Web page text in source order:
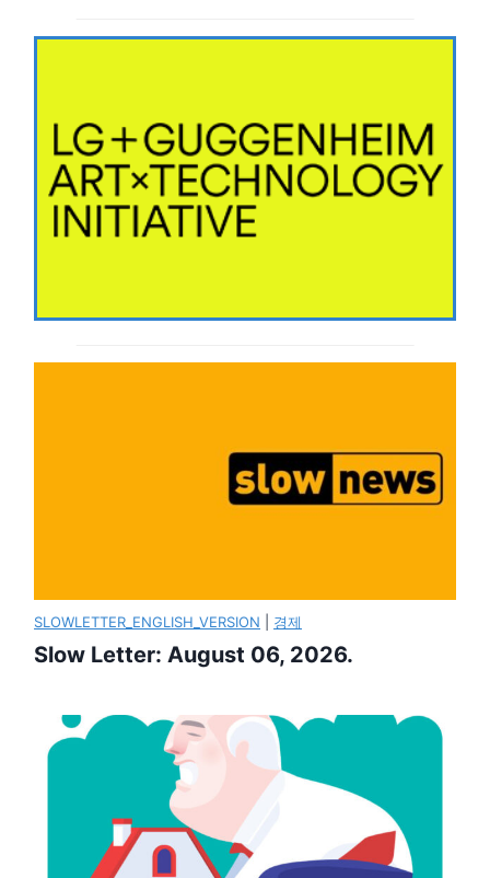
SLOWLETTER_ENGLISH_VERSION 경제
Slow Letter: August 06, 2026.